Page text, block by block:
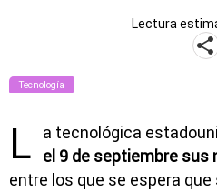
Lectura
Tecnología
L a tecnológica
el 9 de septiembre
entre los que se espera